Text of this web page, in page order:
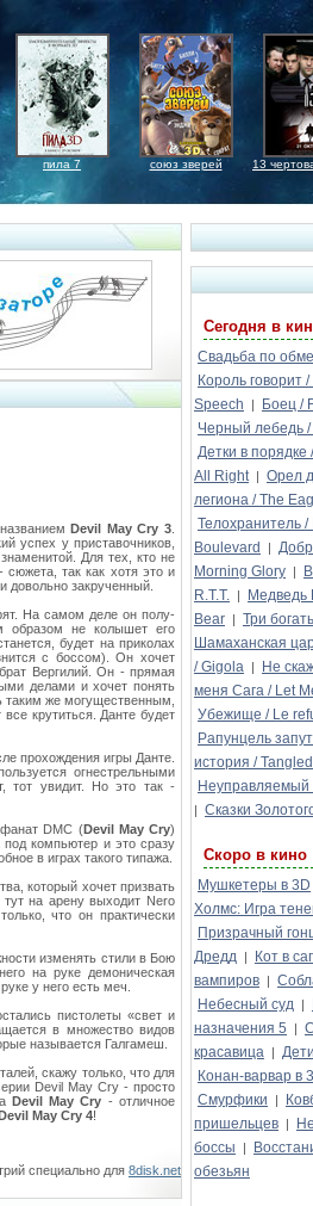
пила 7 союз зверей 13
Devil May Cry 3
успех у приставочников,
Для тех, кто не
так как хотя это и
довольно закрученный.
На самом деле он полу-
образом не колышет его
будет на приколах
с боссом). Он хочет
Вергилий. Он - прямая
делами и хочет понять
таким же могущественным,
крутиться. Данте будет
прохождения игры Данте.
огнестрельными
тот увидит. Но это так -
фанат DMC (Devil May Cry)
компьютер и это сразу
в играх такого типажа.
который хочет призвать
на арену выходит Nero
что он практически
изменять стили в Бою
на руке демоническая
у него есть меч.
пистолеты «свет и
в множество видов
называется Галгамеш.
скажу только, что для
Devil May Cry - просто
Devil May Cry - отличное
May Cry 4!
специально для 8disk.net
Сегодня в
Свадьба по
Король говорит
Speech
| Боец /
Черный лебедь /
Детки в порядке
All Right | Орел
легиона / The
Телохранитель /
Boulevard
|
Morning Glory |
R.T.T. |
Медведь
Bear | Три
Шамаханская
/ Gigola | Не
меня Сага / Let
Убежище / Le
Рапунцель
история / Tangled
Неуправляемый
| Сказки
Скоро в кино
Мушкетеры в 3D
Холмс: Игра
Призрачный
Дредд | Кот в
вампиров |
Небесный суд |
назначения 5
|
красавица |
Конан-варвар в
Смурфики |
пришельцев |
боссы
|
обезьян